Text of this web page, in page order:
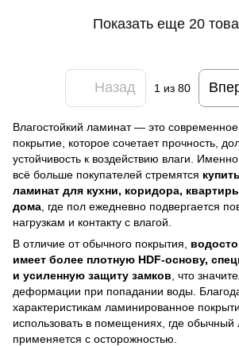
Показать еще 20
Назад 1 из 80
Влагостойкий ламинат — это
покрытие, которое сочетает прочность,
устойчивость к воздействию влаги.
всё больше покупателей стремятся
ламинат для кухни, коридора,
дома , где пол ежедневно подвергается
нагрузкам и контакту с влагой.
В отличие от обычного покрытия,
имеет более плотную HDF-основу,
и усиленную защиту замков , что
деформации при попадании воды.
характеристикам ламинированное
использовать в помещениях, где обычный
применяется с осторожностью.